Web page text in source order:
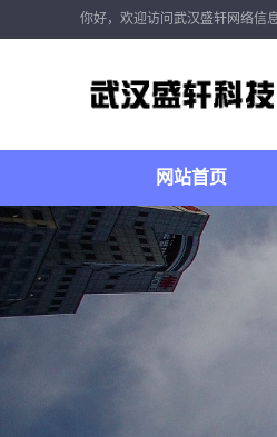
你好，欢迎访问武汉盛轩网络信
网站首页